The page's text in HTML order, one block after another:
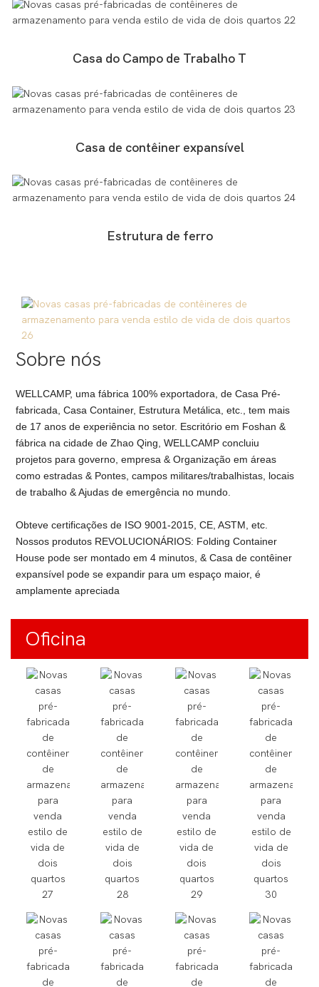
Casa do Campo de Trabalho T
Casa de contêiner expansível
Estrutura de ferro
Sobre nós
WELLCAMP, uma fábrica 100% exportadora, de Casa Pré-
fabricada, Casa Container, Estrutura Metálica, etc., tem mais
de 17 anos de experiência no setor. Escritório em Foshan &
fábrica na cidade de Zhao Qing, WELLCAMP concluiu
projetos para governo, empresa & Organização em áreas
como estradas & Pontes, campos militares/trabalhistas, locais
de trabalho & Ajudas de emergência no mundo.
Obteve certificações de ISO 9001-2015, CE, ASTM, etc.
Nossos produtos REVOLUCIONÁRIOS: Folding Container
House pode ser montado em 4 minutos, & Casa de contêiner
expansível pode se expandir para um espaço maior, é
amplamente apreciada
Oficina